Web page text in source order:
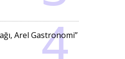
Arel Gastronomi”